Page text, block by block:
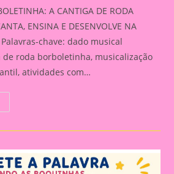
A CANTIGA DE RODA
ENSINA E DESENVOLVE NA
Palavras-chave: dado musical
roda borboletinha, musicalização
atividades com…